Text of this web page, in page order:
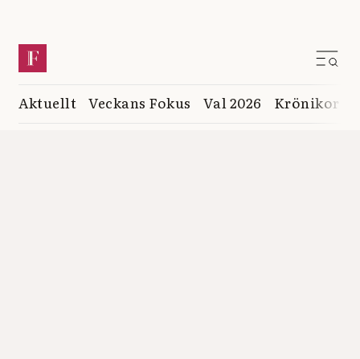
Aktuellt Veckans Fokus Val 2026 Krönikor